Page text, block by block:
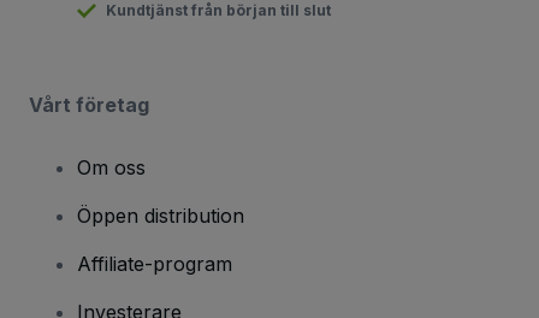
Kundtjänst från början till slut
Vårt företag
Om oss
Öppen distribution
Affiliate-program
Investerare